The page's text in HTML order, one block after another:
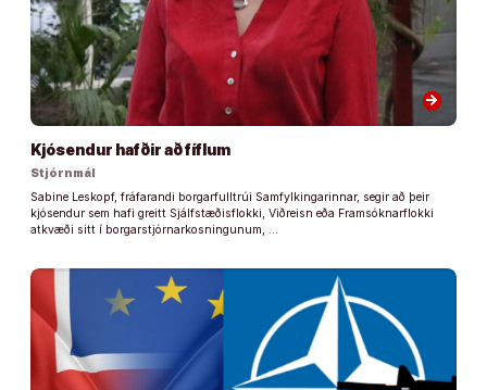
arrow_forward
Kjósendur hafðir að fíflum
Stjórnmál
Sabine Leskopf, fráfarandi borgarfulltrúi Samfylkingarinnar, segir að þeir
kjósendur sem hafi greitt Sjálfstæðisflokki, Viðreisn eða Framsóknarflokki
atkvæði sitt í borgarstjórnarkosningunum, …